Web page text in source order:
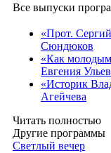
Все выпуски
«Прот.
Сюндюков
«Как
Евгения
«Историк
Агейчева
Читать полностью
Другие программы
Светлый вечер